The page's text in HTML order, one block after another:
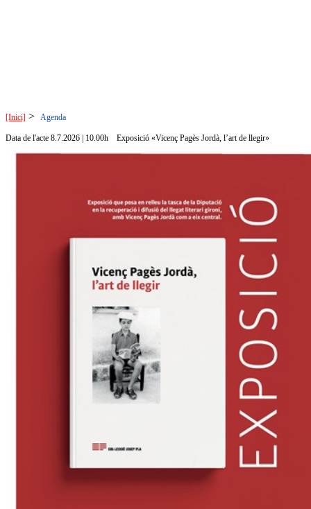
[Inici] > Agenda
Data de l'acte 8.7.2026 | 10.00h Exposició «Vicenç Pagès Jordà, l’art de llegir»